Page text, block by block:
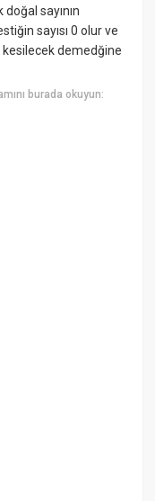
sayının
sayısı 0 olur ve
kesilecek demedğine
burada okuyun: